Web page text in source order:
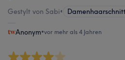
Gestylt von Sabi•
Anonym•vor mehr als 4 Jahren